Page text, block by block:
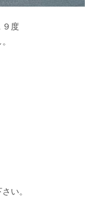
９度
い。